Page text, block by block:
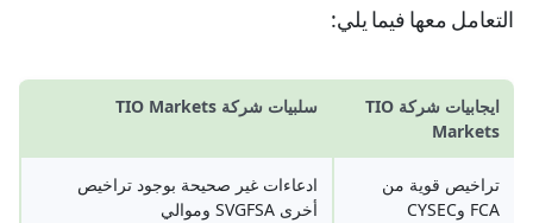
التعامل معها فيما يلي:
ايجابيات شركة TIO
Markets
سلبيات شركة TIO Markets
تراخيص قوية من
FCA وCYSEC
ادعاءات غير صحيحة بوجود تراخيص
أخرى SVGFSA وموالي